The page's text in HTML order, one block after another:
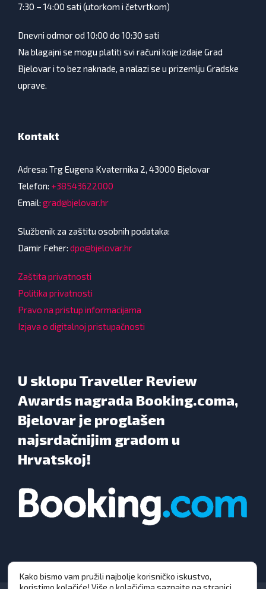
7:30 – 14:00 sati (utorkom i četvrtkom)
Dnevni odmor od 10:00 do 10:30 sati
Na blagajni se mogu platiti svi računi koje izdaje Grad
Bjelovar i to bez naknade, a nalazi se u prizemlju Gradske
uprave.
Kontakt
Adresa: Trg Eugena Kvaternika 2, 43000 Bjelovar
Telefon: +38543622000
Email: grad@bjelovar.hr
Službenik za zaštitu osobnih podataka:
Damir Feher: dpo@bjelovar.hr
Zaštita privatnosti
Politika privatnosti
Pravo na pristup informacijama
Izjava o digitalnoj pristupačnosti
U sklopu Traveller Review
Awards nagrada Booking.coma,
Bjelovar je proglašen
najsrdačnijim gradom u
Hrvatskoj!
Kako bismo vam pružili najbolje korisničko iskustvo,
koristimo kolačiće! Više o kolačićima saznajte na stranici